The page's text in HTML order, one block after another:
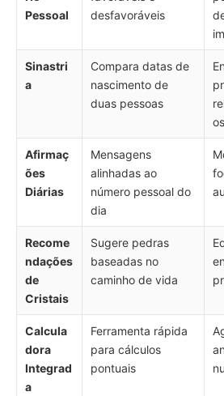
Pessoal
desfavoráveis
Sinastri
a
Compara datas de
nascimento de
duas pessoas
os
Afirmaç
ões
Diárias
Mensagens
alinhadas ao
número pessoal do
dia
Recome
ndações
de
Cristais
Sugere pedras
baseadas no
caminho de vida
Calcula
dora
Integrad
a
Ferramenta rápida
para cálculos
pontuais